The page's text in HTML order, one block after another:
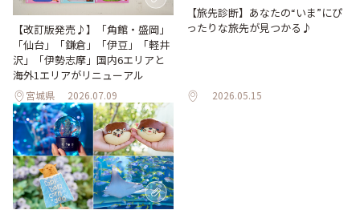
【改訂版発売♪】「角館・盛岡」
「仙台」「鎌倉」「伊豆」「軽井
沢」「伊勢志摩」国内6エリアと
海外1エリアがリニューアル
宮城県 2026.07.09
【旅先診断】あなたの“いま”にぴ
ったりな旅先が見つかる♪
2026.05.15